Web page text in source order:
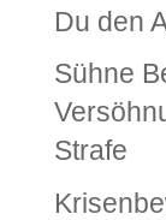
Du den
Sühne
Strafe